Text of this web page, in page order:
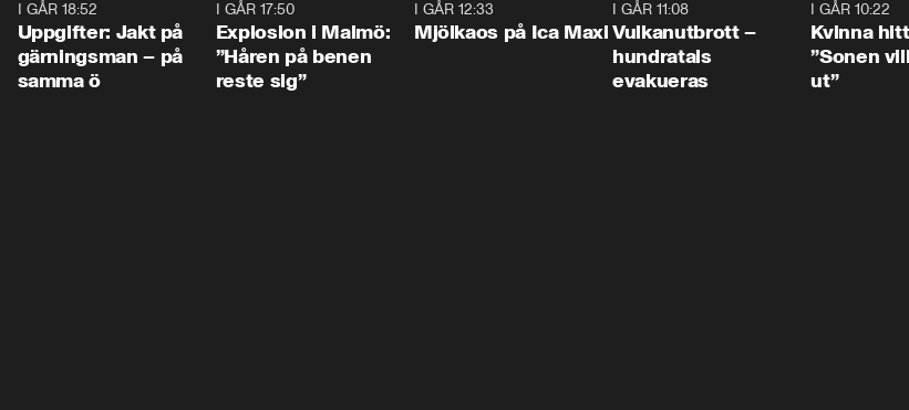
I GÅR 18:52
Uppgifter: Jakt på
gärningsman – på
samma ö
I GÅR 17:50
Explosion i Malmö:
”Håren på benen
reste sig”
I GÅR 12:33
Mjölkaos på Ica Maxi
I GÅR 11:08
Vulkanutbrott –
hundratals
evakueras
I GÅR 10:22
Kvinna
”Sonen
ut”